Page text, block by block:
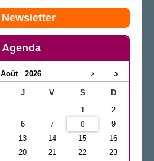
Newsletter
Agenda
Août 2026
J V S
D
1
2
6 7 8
9
13 14 15
16
20 21 22
23